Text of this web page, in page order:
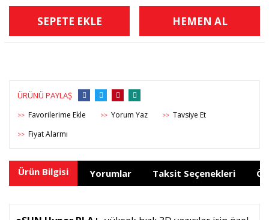
SEPETE EKLE HEMEN AL
ÜRÜNÜ PAYLAŞ
>> >> Yorum Yaz >> Tavsiye Et
>> Fiyat Alarmı
Ürün Bilgisi Yorumlar Taksit Seçenekleri